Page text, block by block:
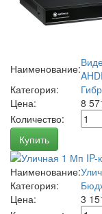
Наименование:
Категория:
Цена:
8
Количество:
Купить
Наименование:
Категория:
Цена:
3